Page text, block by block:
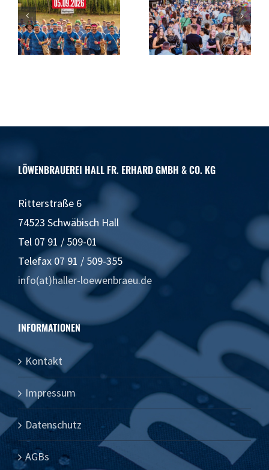
Jede Menge
Adrenalin und
Party
Mit vier
Schlägen
angezapft
LÖWENBRAUEREI HALL FR. ERHARD GMBH & CO. KG
Ritterstraße 6
74523 Schwäbisch Hall
Tel 07 91 / 509-01
Telefax 07 91 / 509-355
info(at)haller-loewenbraeu.de
INFORMATIONEN
Kontakt
Impressum
Datenschutz
AGBs